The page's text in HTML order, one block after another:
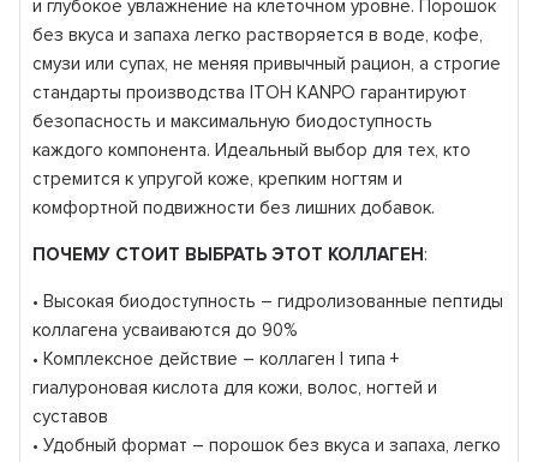
и глубокое увлажнение на клеточном уровне. Порошок
без вкуса и запаха легко растворяется в воде, кофе,
смузи или супах, не меняя привычный рацион, а строгие
стандарты производства ITOH KANPO гарантируют
безопасность и максимальную биодоступность
каждого компонента. Идеальный выбор для тех, кто
стремится к упругой коже, крепким ногтям и
комфортной подвижности без лишних добавок.
ПОЧЕМУ СТОИТ ВЫБРАТЬ ЭТОТ КОЛЛАГЕН :
• Высокая биодоступность – гидролизованные пептиды
коллагена усваиваются до 90%
• Комплексное действие – коллаген I типа +
гиалуроновая кислота для кожи, волос, ногтей и
суставов
• Удобный формат – порошок без вкуса и запаха, легко